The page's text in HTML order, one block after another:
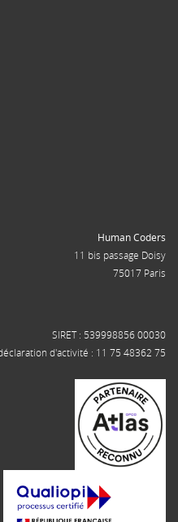
Human Coders
11 bis passage Doisy
75017 Paris
SIRET : 539998856 00030
d'activité : 11 75 48362 75